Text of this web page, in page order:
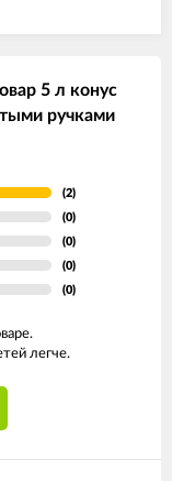
5 л конус
ручками
(2)
(0)
(0)
(0)
(0)
легче.